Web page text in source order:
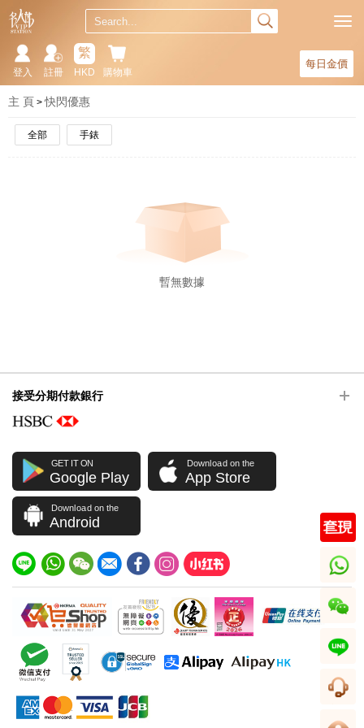
每日金價
購物車
繁
HKD
註冊
登入
主 頁 快閃優惠
全部 手錶
暫無數據
接受分期付款銀行
GET IT ON
Google Play
Download on the
App Store
Download on the
Android
whatsapp